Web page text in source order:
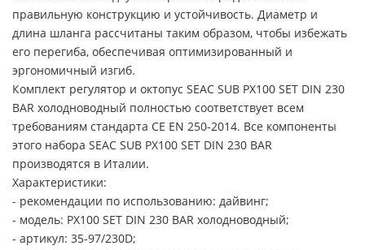
правильную конструкцию и устойчивость. Диаметр и
длина шланга рассчитаны таким образом, чтобы избежать
его перегиба, обеспечивая оптимизированный и
эргономичный изгиб.
Комплект регулятор и октопус SEAC SUB PX100 SET DIN 230
BAR холодноводный полностью соответствует всем
требованиям стандарта CE EN 250-2014. Все компоненты
этого набора SEAC SUB PX100 SET DIN 230 BAR
производятся в Италии.
Характеристики:
- рекомендации по использованию: дайвинг;
- модель: PX100 SET DIN 230 BAR холодноводный;
- артикул: 35-97/230D;